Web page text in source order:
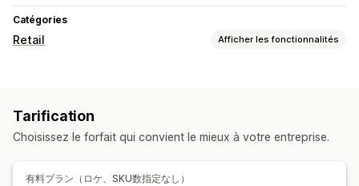
Catégories
Retail Afficher les fonctionnalités
Tarification
Choisissez le forfait qui convient le mieux à votre entreprise.
有料プラン（ロケ、SKU数指定なし）